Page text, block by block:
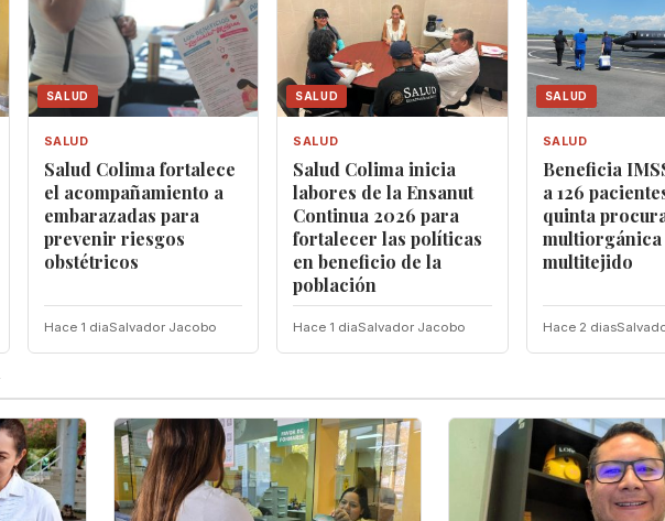
SALUD
SALUD
Salud Colima fortalece
el acompañamiento a
embarazadas para
prevenir riesgos
obstétricos
Hace 1 diaSalvador Jacobo
SALUD
SALUD
Salud Colima inicia
labores de la Ensanut
Continua 2026 para
fortalecer las políticas
en beneficio de la
población
Hace 1 diaSalvador Jacobo
SALUD
SALUD
Beneficia
a 126
quinta
multiorgánica
multitejido
Hace 2 dias